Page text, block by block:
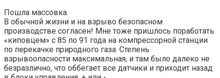
Пошла массовка.
В обычной жизни и на взрыво безопасном
производстве согласен! Мне тоже пришлось поработать
«киповцем» с 85 по 91 года на компрессорной станции
по перекачке природного газа. Степень
взрывоопасности максимальная, и там было далеко не
безразлично, что оббегает все датчики и приходит назад